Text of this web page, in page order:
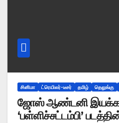
சினிமா ட்ரெயிலர்-டீசர் தமிழ் தெலுங்கு
ஜோஸ் ஆண்டனி
‘பள்ளிச்சட்டம்பி’